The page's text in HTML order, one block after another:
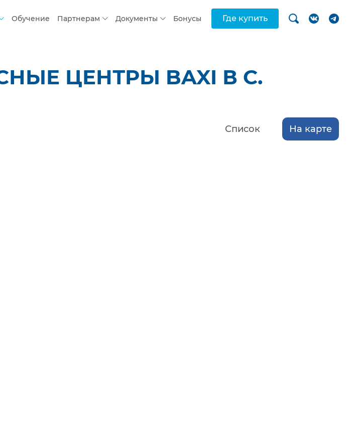
Обучение Партнерам Документы Бонусы Где купить
ЦЕНТРЫ BAXI В С.
Список На карте